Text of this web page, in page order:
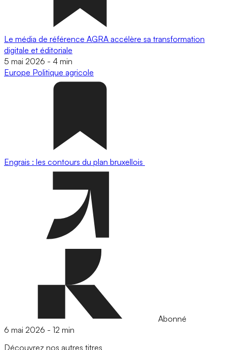
Le média de référence AGRA accélère sa transformation
digitale et éditoriale
5 mai 2026 - 4 min
Europe Politique agricole
Engrais : les contours du plan bruxellois
Abonné
6 mai 2026 - 12 min
Découvrez nos autres titres